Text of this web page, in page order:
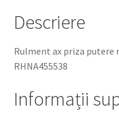
Descriere
Rulment ax priza putere
RHNA455538
Informații